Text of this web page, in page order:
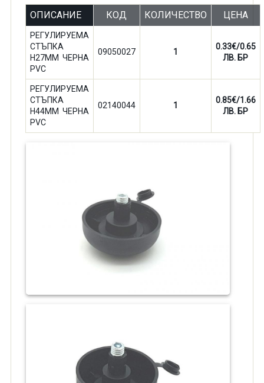
ОПИСАНИЕ КОД КОЛИЧЕСТВО ЦЕНА
РЕГУЛИРУЕМА
СТЪПКА
H27MM ЧЕРНА
PVC
09050027 1
0.33€/0.65
ЛВ. БР
РЕГУЛИРУЕМА
СТЪПКА
H44MM ЧЕРНА
PVC
02140044 1
0.85€/1.66
ЛВ. БР